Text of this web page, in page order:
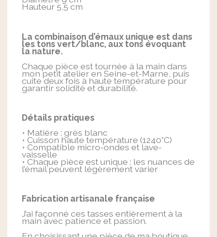
Hauteur 5,5 cm
La combinaison d’émaux unique est dans
les tons vert/blanc, aux tons évoquant
la nature.
Chaque pièce est tournée à la main dans
mon petit atelier en Seine-et-Marne, puis
cuite deux fois à haute température pour
garantir solidité et durabilité.
Détails pratiques
• Matière : grès blanc
• Cuisson haute température (1240°C)
• Compatible micro-ondes et lave-
vaisselle
• Chaque pièce est unique : les nuances de
l’émail peuvent légèrement varier
Fabrication artisanale française
J’ai façonné ces tasses entièrement à la
main avec patience et passion.